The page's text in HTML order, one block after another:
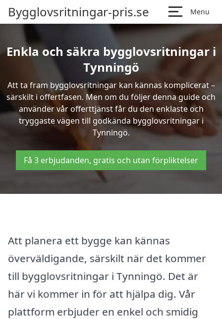
Bygglovsritningar-pris.se Menu
Enkla och säkra bygglovsritningar i
Tynningö
Att ta fram bygglovsritningar kan kännas komplicerat –
särskilt i offertfasen. Men om du följer denna guide och
använder vår offerttjänst får du den enklaste och
tryggaste vägen till godkända bygglovsritningar i
Tynningö.
Få 3 erbjudanden, gratis och utan förpliktelser
Att planera ett bygge kan kännas
överväldigande, särskilt när det kommer
till bygglovsritningar i Tynningö. Det är
här vi kommer in för att hjälpa dig. Vår
plattform erbjuder en enkel och smidig